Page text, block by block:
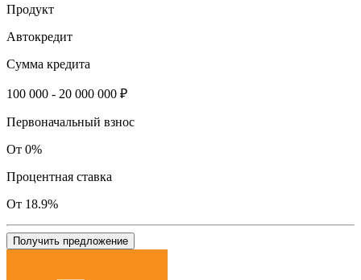
Продукт
Автокредит
Сумма кредита
100 000 - 20 000 000 ₽
Первоначальный взнос
От 0%
Процентная ставка
От 18.9%
Получить предложение